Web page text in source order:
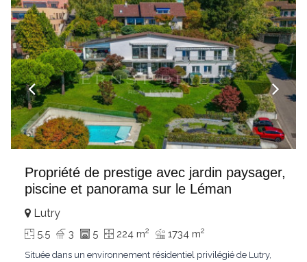
Propriété de prestige avec jardin paysager,
piscine et panorama sur le Léman
Lutry
5.5 3 5 224 m2 1734 m2
Située dans un environnement résidentiel privilégié de Lutry,